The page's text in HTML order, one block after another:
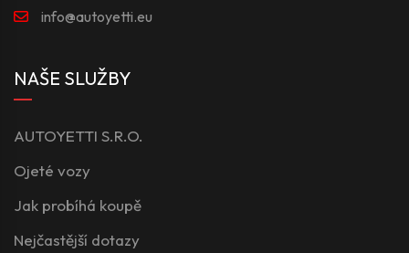
info@autoyetti.eu
NAŠE SLUŽBY
AUTOYETTI S.R.O.
Ojeté vozy
Jak probíhá koupě
Nejčastější dotazy